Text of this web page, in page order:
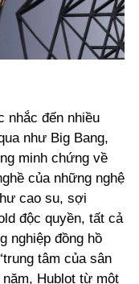
nhắc đến nhiều
như Big Bang,
minh chứng về
của những nghệ
cao su, sợi
độc quyền, tất cả
nghiệp đồng hồ
tâm của sân
Hublot từ một